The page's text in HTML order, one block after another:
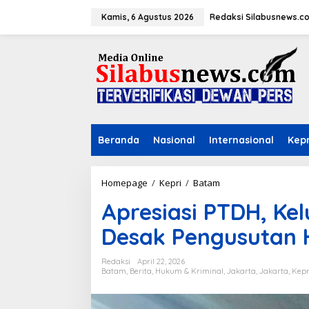
Kamis, 6 Agustus 2026 Redaksi
Beranda Nasional Internasional
Homepage / Kepri / Batam
r
e
s
i
s
P
Apresiasi PTDH,
Desak
Redaksi
April 22, 2026
Batam, Berita, Hukum & Kriminal, Jakarta, Jakarta,